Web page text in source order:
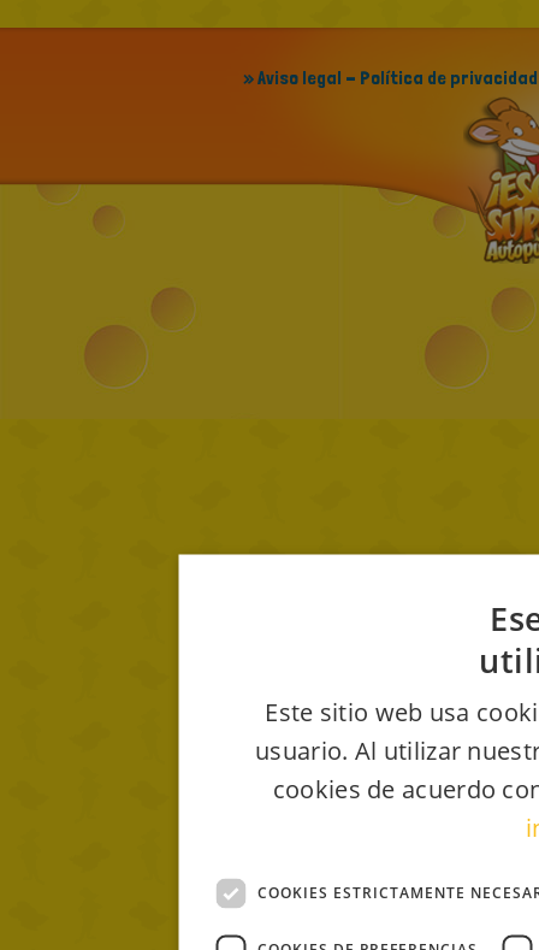
» Aviso legal - Política de privacidad
Este sitio web usa
usuario. Al utilizar
cookies de acuerdo
COOKIES ESTRICTAMENTE